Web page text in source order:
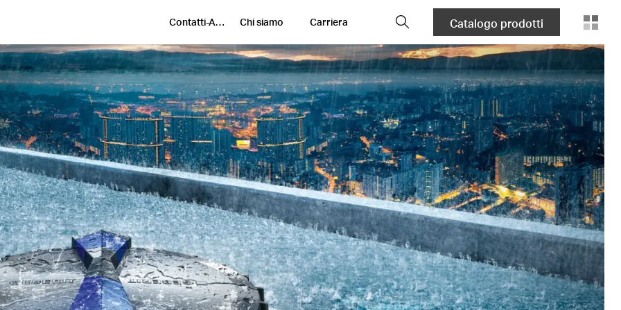
Contatti-Assistenza Chi siamo Carriera Catalogo prodotti